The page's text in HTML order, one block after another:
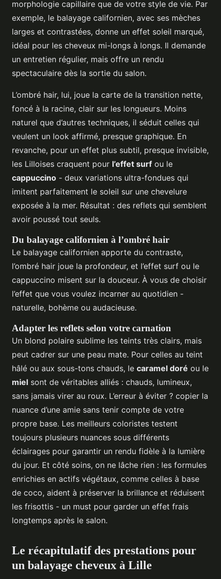
morphologie capillaire que de votre style de vie. Par
exemple, le balayage californien, avec ses mèches
larges et contrastées, donne un effet soleil marqué,
idéal pour les cheveux mi-longs à longs. Il demande
un entretien régulier, mais offre un rendu
spectaculaire dès la sortie du salon.
L’ombré hair, lui, joue la carte de la transition nette,
foncé à la racine, clair sur les longueurs. Moins
naturel que d’autres techniques, il séduit celles qui
veulent un look affirmé, presque graphique. En
revanche, pour un effet plus subtil, presque invisible,
les Lilloises craquent pour l’effet surf ou le
cappuccino - deux variations ultra-fondues qui
imitent parfaitement le soleil sur une chevelure
exposée à la mer. Résultat : des reflets qui semblent
avoir poussé tout seuls.
Du balayage californien à l’ombré hair
Le balayage californien apporte du contraste,
l’ombré hair joue la profondeur, et l’effet surf ou le
cappuccino misent sur la douceur. À vous de choisir
l’effet que vous voulez incarner au quotidien -
naturelle, bohème ou audacieuse.
Adapter les reflets selon votre carnation
Un blond polaire sublime les teints très clairs, mais
peut cadrer sur une peau mate. Pour celles au teint
hâlé ou aux sous-tons chauds, le caramel doré ou le
miel sont de véritables alliés : chauds, lumineux,
sans jamais virer au roux. L’erreur à éviter ? copier la
nuance d’une amie sans tenir compte de votre
propre base. Les meilleurs coloristes testent
toujours plusieurs nuances sous différents
éclairages pour garantir un rendu fidèle à la lumière
du jour. Et côté soins, on ne lâche rien : les formules
enrichies en actifs végétaux, comme celles à base
de coco, aident à préserver la brillance et réduisent
les frisottis - un must pour garder un effet frais
longtemps après le salon.
Le récapitulatif des prestations pour
un balayage cheveux à Lille